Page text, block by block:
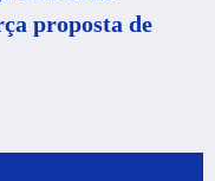
proposta de